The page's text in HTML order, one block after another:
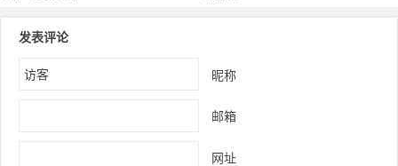
发表评论
昵称
邮箱
网址